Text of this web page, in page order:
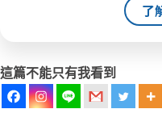
了
這篇不能只有我看到